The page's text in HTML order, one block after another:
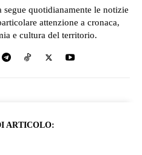
quotidianamente le notizie
attenzione a cronaca,
e cultura del territorio.
ARTICOLO: